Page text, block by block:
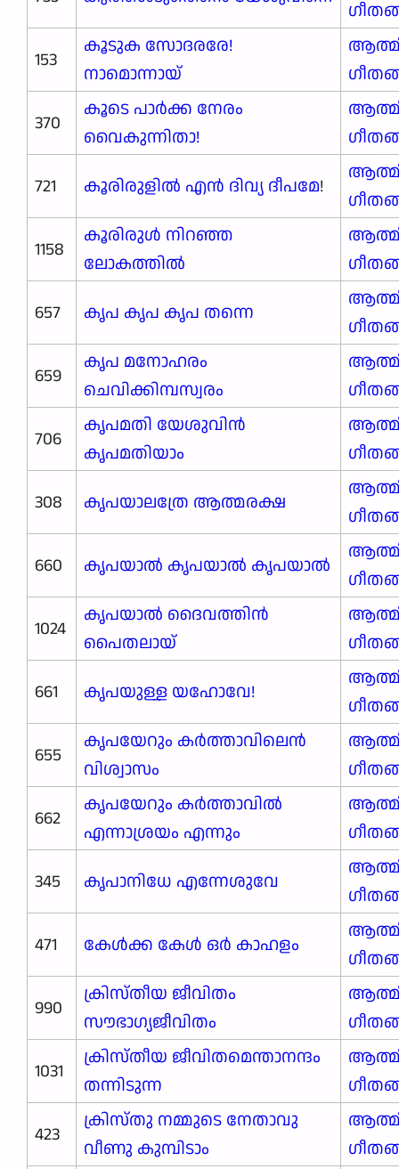
153
കൂടുക സോദരരേ!
നാമൊന്നായ്
370
കൂടെ പാർക്ക നേരം
വൈകുന്നിതാ!
721
കൂരിരുളിൽ എൻ ദിവ്യ ദീപമേ!
1158
കൂരിരുൾ നിറഞ്ഞ
ലോകത്തിൽ
657
കൃപ കൃപ കൃപ തന്നെ
659
കൃപ മനോഹരം
ചെവിക്കിമ്പസ്വരം
706
കൃപമതി യേശുവിൻ
കൃപമതിയാം
308
കൃപയാലത്രേ ആത്മരക്ഷ
660
കൃപയാൽ കൃപയാൽ കൃപയാൽ
1024
കൃപയാൽ ദൈവത്തിൻ
പൈതലായ്
661
കൃപയുള്ള യഹോവേ!
655
കൃപയേറും കർത്താവിലെൻ
വിശ്വാസം
662
കൃപയേറും കർത്താവിൽ
എന്നാശ്രയം എന്നും
345
കൃപാനിധേ എന്നേശുവേ
471
കേൾക്ക കേൾ ഒർ കാഹളം
990
ക്രിസ്തീയ ജീവിതം
സൗഭാഗ്യജീവിതം
1031
ക്രിസ്തീയ ജീവിതമെന്താനന്ദം
തന്നിടുന്ന
423
ക്രിസ്തു നമ്മുടെ നേതാവു
വീണു കുമ്പിടാം